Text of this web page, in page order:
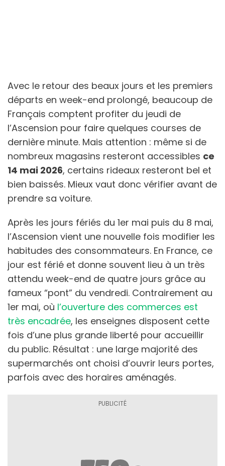
Avec le retour des beaux jours et les premiers
départs en week-end prolongé, beaucoup de
Français comptent profiter du jeudi de
l’Ascension pour faire quelques courses de
dernière minute. Mais attention : même si de
nombreux magasins resteront accessibles ce
14 mai 2026, certains rideaux resteront bel et
bien baissés. Mieux vaut donc vérifier avant de
prendre sa voiture.
Après les jours fériés du 1er mai puis du 8 mai,
l’Ascension vient une nouvelle fois modifier les
habitudes des consommateurs. En France, ce
jour est férié et donne souvent lieu à un très
attendu week-end de quatre jours grâce au
fameux “pont” du vendredi. Contrairement au
1er mai, où l’ouverture des commerces est
très encadrée, les enseignes disposent cette
fois d’une plus grande liberté pour accueillir
du public. Résultat : une large majorité des
supermarchés ont choisi d’ouvrir leurs portes,
parfois avec des horaires aménagés.